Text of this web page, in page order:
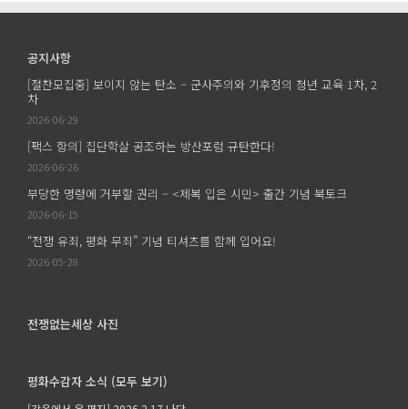
공지사항
[절찬모집중] 보이지 않는 탄소 – 군사주의와 기후정의 청년 교육 1차, 2
차
2026-06-29
[팩스 항의] 집단학살 공조하는 방산포럼 규탄한다!
2026-06-26
부당한 명령에 거부할 권리 – <제복 입은 시민> 출간 기념 북토크
2026-06-15
“전쟁 유죄, 평화 무죄” 기념 티셔츠를 함께 입어요!
2026-05-28
전쟁없는세상 사진
평화수감자 소식 (모두 보기)